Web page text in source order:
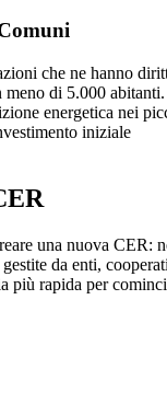
che ne hanno
di 5.000
energetica nei
iniziale
una nuova CER:
da enti,
più rapida per